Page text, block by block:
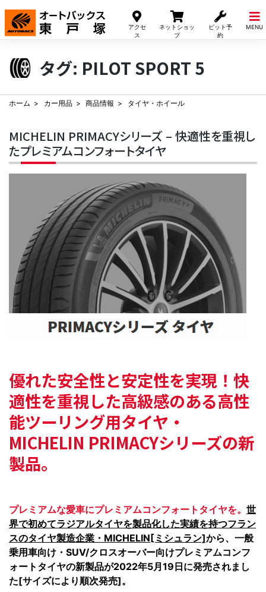
アクセ
ス
ネットショッ
プ
ピット予
約
MENU
Skip
content
タグ: PILOT SPORT 5
ホーム カー用品 商品情報 タイヤ・ホイール
MICHELIN PRIMACYシリーズ – 快適性を重視し
たプレミアムコンフォートタイヤ
優れた安全性と安定性を実現！快
適性を重視した高級感のある高性
能ツーリング用タイヤ・
MICHELIN PRIMACYシリーズの新
製品。
プレミアムな愛車にプレミアムコンフォートタイヤを。 世
界で初めてラジアルタイヤを製品化した実績を持つフラン
スのタイヤ製造企業・MICHELIN[ミシュラン]から、一般
乗用車向け・SUV/クロスオーバー向けプレミアムコンフ
ォートタイヤの新製品が2022年5月19日に発売されまし
た[サイズにより順次発売]。